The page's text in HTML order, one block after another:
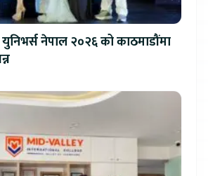
नेपाल २०२६ को काठमाडौंमा